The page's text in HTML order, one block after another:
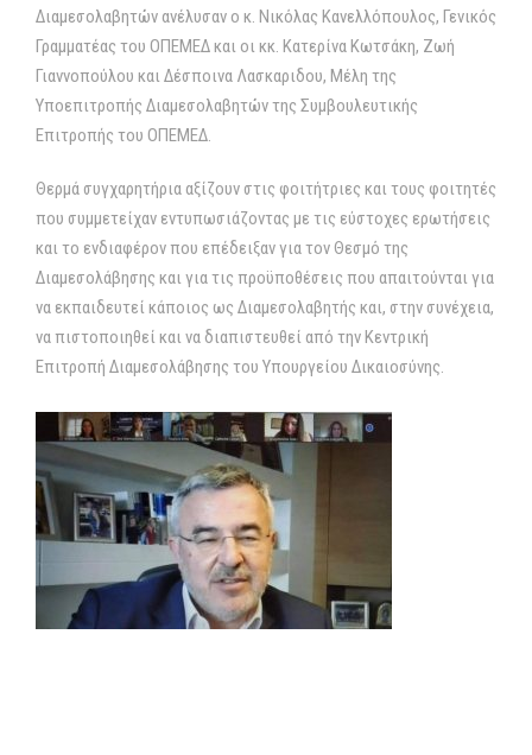
Διαμεσολαβητών ανέλυσαν ο κ. Νικόλας Κανελλόπουλος, Γενικός
Γραμματέας του ΟΠΕΜΕΔ και οι κκ. Κατερίνα Κωτσάκη, Ζωή
Γιαννοπούλου και Δέσποινα Λασκαριδου, Μέλη της
Υποεπιτροπής Διαμεσολαβητών της Συμβουλευτικής
Επιτροπής του ΟΠΕΜΕΔ.
Θερμά συγχαρητήρια αξίζουν στις φοιτήτριες και τους φοιτητές
που συμμετείχαν εντυπωσιάζοντας με τις εύστοχες ερωτήσεις
και το ενδιαφέρον που επέδειξαν για τον Θεσμό της
Διαμεσολάβησης και για τις προϋποθέσεις που απαιτούνται για
να εκπαιδευτεί κάποιος ως Διαμεσολαβητής και, στην συνέχεια,
να πιστοποιηθεί και να διαπιστευθεί από την Κεντρική
Επιτροπή Διαμεσολάβησης του Υπουργείου Δικαιοσύνης.